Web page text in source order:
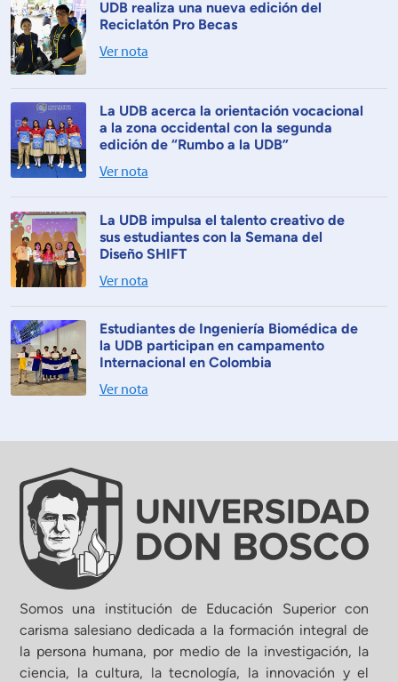
UDB realiza una nueva edición del
Reciclatón Pro Becas
Ver nota
La UDB acerca la orientación vocacional
a la zona occidental con la segunda
edición de “Rumbo a la UDB”
Ver nota
La UDB impulsa el talento creativo de
sus estudiantes con la Semana del
Diseño SHIFT
Ver nota
Estudiantes de Ingeniería Biomédica de
la UDB participan en campamento
Internacional en Colombia
Ver nota
Somos una institución de Educación Superior con
carisma salesiano dedicada a la formación integral de
la persona humana, por medio de la investigación, la
ciencia, la cultura, la tecnología, la innovación y el